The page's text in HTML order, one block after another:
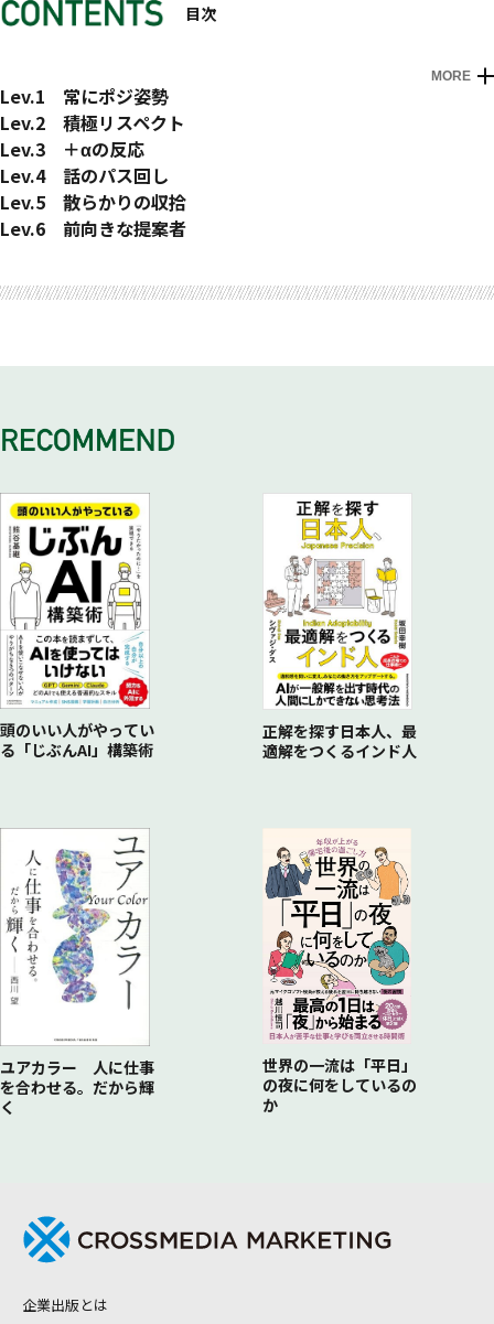
目次
MORE
新しいリーダーの力、それは「人・場・組織を回す力」
プロローグ 「回す力」を身に付けよう
Lev.1 常にポジ姿勢
常にポジ姿勢 ─概論─
〈方法①〉 ひとまず共感しよう
TIPS 「合コンのさ・し・す・せ・そ」
〈方法②〉 納得できなくてもかわそう
〈方法③〉 ポジ表現に変えよう
〈方法④〉 質問で気付いてもらおう
TIPS 「無意味ジャスティス」
〈応用編〉 相手からイジられたときの反応の仕方
Lev.2 積極リスペクト
積極リスペクト ─概論─
〈方法①〉 人とは異なる姿勢に触れよう
〈方法②〉 過去にしてもらったことに感謝しよう
コーヒーブレイク 社長、今でも忘れていません
〈方法④〉 手柄を相手にプレゼントしよう
やらないほうがいいこと
Lev.3 ＋αの反応
＋αの反応 ─概論─
〈方法①〉「＋α」のリアクションをしよう
〈方法②〉 的確な「突っ込み」を入れよう
〈方法③〉 もらった話に「返し」を入れよう
TIPS 褒められたときの「返し」方
コーヒーブレイク 「あそこで、ああ言えばよかった…」と反
COLUMN 「面白い人」でなく、「愉快な場をつくる人」であ
Lev.4 話のパス回し
話のパス回し ─概論─
〈方法①〉 シンプルに振ってみよう
〈方法②〉「ちょっと考えてもらう」質問をしよう
〈方法③〉「妄想的」な話題をつくろう
やらないほうがいいこと
コーヒーブレイク 僕の愛する、「居心地のいい店」
Lev.5 散らかりの収拾
散らかりの収拾 ─概論─
〈方法②〉 ズレたら、やさしく正そう
TIPS 「いったん」という便利な言葉
やらないほうがいいこと
コーヒーブレイク 会議好きだけど、会議が下手な会社
Lev.6 前向きな提案者
〈方法①〉「ひとり言的」に提案をしてみよう
〈方法②〉「メンバーを喜ばせる」提案をしよう
〈方法③〉「何かに挑戦する」提案をしよう
〈応用編〉「質問型」の表現で提案してみる
を得た
頭のいい人がやってい
る「じぶんAI」構築術
正解を探す日本人、最
適解をつくるインド人
ユアカラー 人に仕事
を合わせる。だから輝
く
世界の一流は「平日」
の夜に何をしているの
か
企業出版とは